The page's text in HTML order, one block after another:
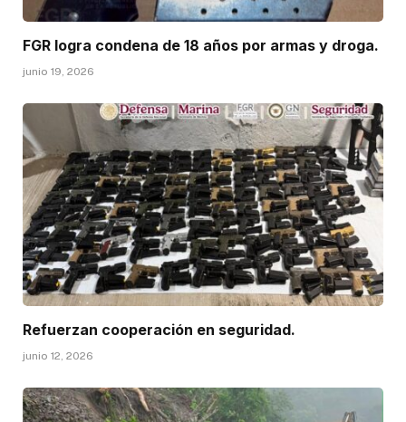
FGR logra condena de 18 años por armas y droga.
junio 19, 2026
Refuerzan cooperación en seguridad.
junio 12, 2026